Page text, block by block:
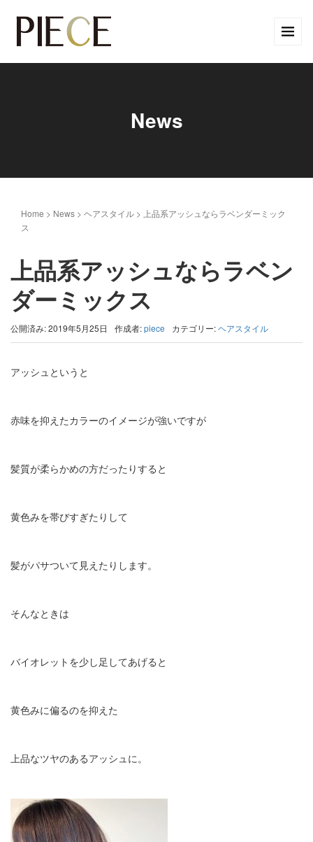
News
Home > News > ヘアスタイル > 上品系アッシュならラベンダーミック
ス
上品系アッシュならラベン
ダーミックス
公開済み: 2019年5月25日 作成者:piece カテゴリー:ヘアスタイル
アッシュというと
赤味を抑えたカラーのイメージが強いですが
髪質が柔らかめの方だったりすると
黄色みを帯びすぎたりして
髪がパサついて見えたりします。
そんなときは
バイオレットを少し足してあげると
黄色みに偏るのを抑えた
上品なツヤのあるアッシュに。